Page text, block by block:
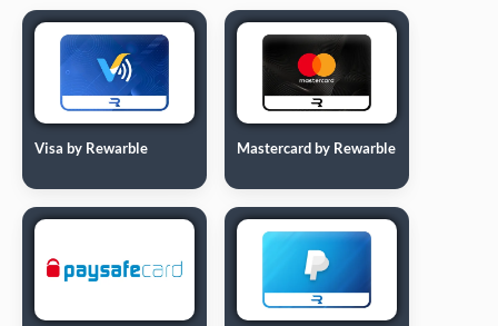
Visa by Rewarble Mastercard by Rewarble